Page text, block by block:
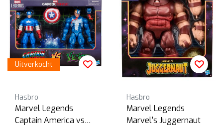
Uitverkocht
Hasbro
Marvel Legends
Captain America vs
Hasbro
Marvel Legends
Marvel's Juggernaut